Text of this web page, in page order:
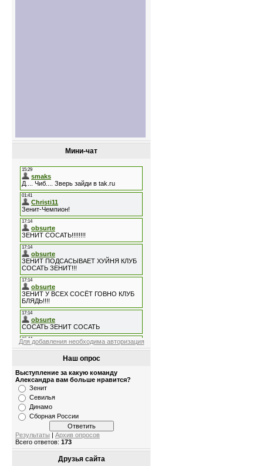
Мини-чат
Для добавления необходима авторизация
Наш опрос
Выступление за какую команду
Александра вам больше нравится?
Зенит
Севилья
Динамо
Сборная России
Результаты | Архив опросов
Всего ответов: 173
Друзья сайта